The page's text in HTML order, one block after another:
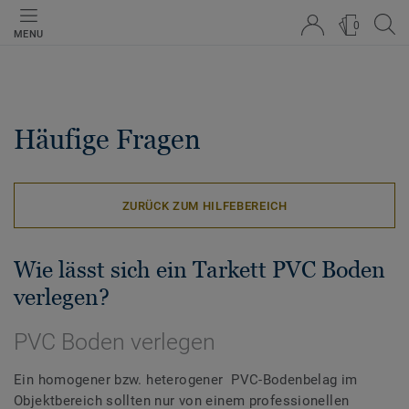
MENU
0
Häufige Fragen
ZURÜCK ZUM HILFEBEREICH
Wie lässt sich ein Tarkett PVC Boden
verlegen?
PVC Boden verlegen
Ein homogener bzw. heterogener PVC-Bodenbelag im
Objektbereich sollten nur von einem professionellen